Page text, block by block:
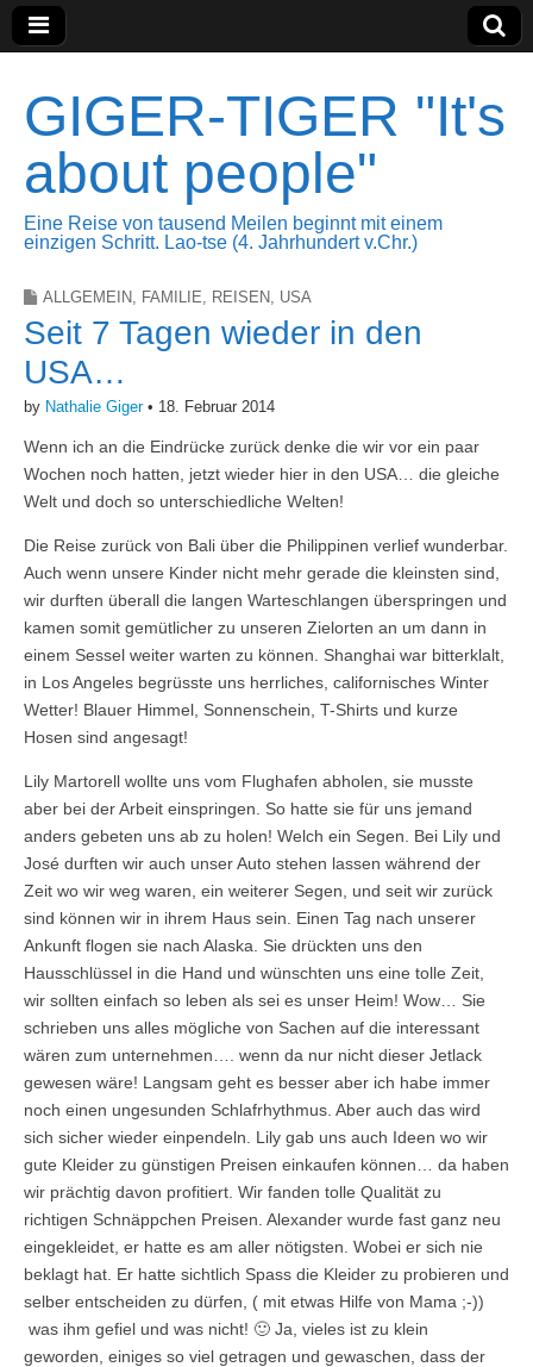
GIGER-TIGER "It's
about people"
Eine Reise von tausend Meilen beginnt mit einem
einzigen Schritt. Lao-tse (4. Jahrhundert v.Chr.)
ALLGEMEIN, FAMILIE, REISEN, USA
Seit 7 Tagen wieder in den
USA…
by Nathalie Giger• 18. Februar 2014
Wenn ich an die Eindrücke zurück denke die wir vor ein paar
Wochen noch hatten, jetzt wieder hier in den USA… die gleiche
Welt und doch so unterschiedliche Welten!
Die Reise zurück von Bali über die Philippinen verlief wunderbar.
Auch wenn unsere Kinder nicht mehr gerade die kleinsten sind,
wir durften überall die langen Warteschlangen überspringen und
kamen somit gemütlicher zu unseren Zielorten an um dann in
einem Sessel weiter warten zu können. Shanghai war bitterklalt,
in Los Angeles begrüsste uns herrliches, californisches Winter
Wetter! Blauer Himmel, Sonnenschein, T-Shirts und kurze
Hosen sind angesagt!
Lily Martorell wollte uns vom Flughafen abholen, sie musste
aber bei der Arbeit einspringen. So hatte sie für uns jemand
anders gebeten uns ab zu holen! Welch ein Segen. Bei Lily und
José durften wir auch unser Auto stehen lassen während der
Zeit wo wir weg waren, ein weiterer Segen, und seit wir zurück
sind können wir in ihrem Haus sein. Einen Tag nach unserer
Ankunft flogen sie nach Alaska. Sie drückten uns den
Hausschlüssel in die Hand und wünschten uns eine tolle Zeit,
wir sollten einfach so leben als sei es unser Heim! Wow… Sie
schrieben uns alles mögliche von Sachen auf die interessant
wären zum unternehmen…. wenn da nur nicht dieser Jetlack
gewesen wäre! Langsam geht es besser aber ich habe immer
noch einen ungesunden Schlafrhythmus. Aber auch das wird
sich sicher wieder einpendeln. Lily gab uns auch Ideen wo wir
gute Kleider zu günstigen Preisen einkaufen können… da haben
wir prächtig davon profitiert. Wir fanden tolle Qualität zu
richtigen Schnäppchen Preisen. Alexander wurde fast ganz neu
eingekleidet, er hatte es am aller nötigsten. Wobei er sich nie
beklagt hat. Er hatte sichtlich Spass die Kleider zu probieren und
selber entscheiden zu dürfen, ( mit etwas Hilfe von Mama ;-))
was ihm gefiel und was nicht! 🙂 Ja, vieles ist zu klein
geworden, einiges so viel getragen und gewaschen, dass der